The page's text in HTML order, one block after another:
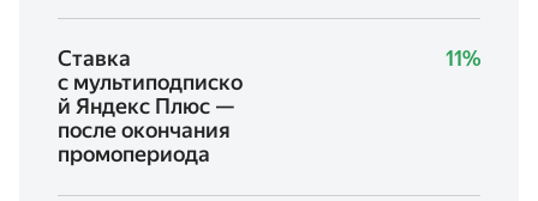
Ставка
с мультиподписко
й Яндекс Плюс —
после окончания
промопериода
11%